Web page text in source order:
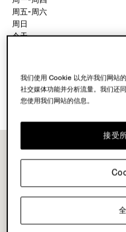
周五-周六
周日
今天
精品店配送不可用。
可在精品店退货。
我们使用 Cookie 以允许我们网站
社交媒体功能并分析流量。我们还
您使用我们网站的信息。
接受